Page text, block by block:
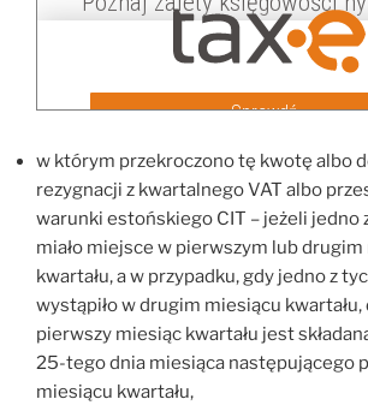
w którym przekroczono tę kwotę albo
rezygnacji z kwartalnego VAT albo
warunki estońskiego CIT – jeżeli jedno
miało miejsce w pierwszym lub
kwartału, a w przypadku, gdy jedno z
wystąpiło w drugim miesiącu kwartału,
pierwszy miesiąc kwartału jest
25-tego dnia miesiąca następującego
miesiącu kwartału,